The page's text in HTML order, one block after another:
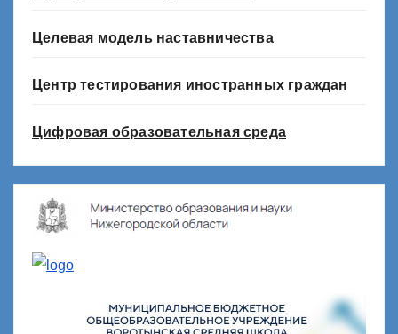
Целевая модель наставничества
Центр тестирования иностранных граждан
Цифровая образовательная среда